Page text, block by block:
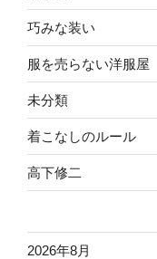
巧みな装い
服を売らない洋服屋
未分類
着こなしのルール
高下修二
2026年8月